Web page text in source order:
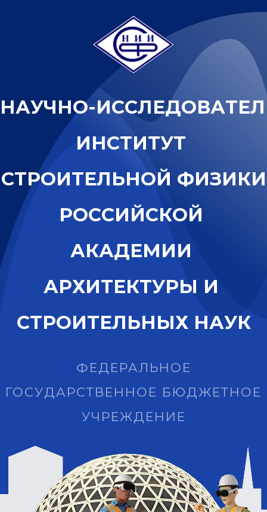
НАУЧНО-ИССЛЕДОВАТЕЛ
ИНСТИТУТ
СТРОИТЕЛЬНОЙ ФИЗИКИ
РОССИЙСКОЙ
АКАДЕМИИ
АРХИТЕКТУРЫ И
СТРОИТЕЛЬНЫХ НАУК
ФЕДЕРАЛЬНОЕ
ГОСУДАРСТВЕННОЕ БЮДЖЕТНОЕ
УЧРЕЖДЕНИЕ